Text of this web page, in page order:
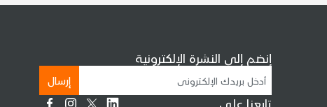
إنضم إلى النشرة الإلكترونية
إرسال
تابعنا على